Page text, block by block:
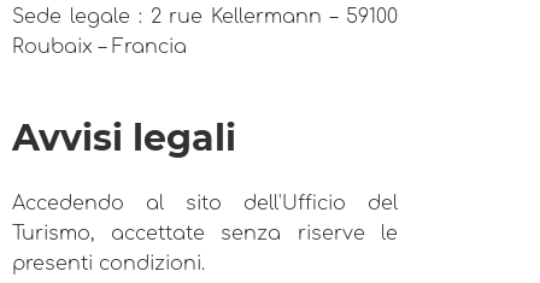
Sede legale : 2 rue Kellermann – 59100
Roubaix – Francia
Avvisi legali
Accedendo al sito dell'Ufficio del
Turismo, accettate senza riserve le
presenti condizioni.